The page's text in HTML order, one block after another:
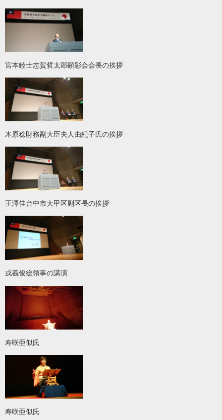
宮本睦士志賀哲太郎顕彰会会長の挨拶
木原稔財務副大臣夫人由紀子氏の挨拶
王澤佳台中市大甲区副区長の挨拶
戎義俊総領事の講演
寿咲亜似氏
寿咲亜似氏